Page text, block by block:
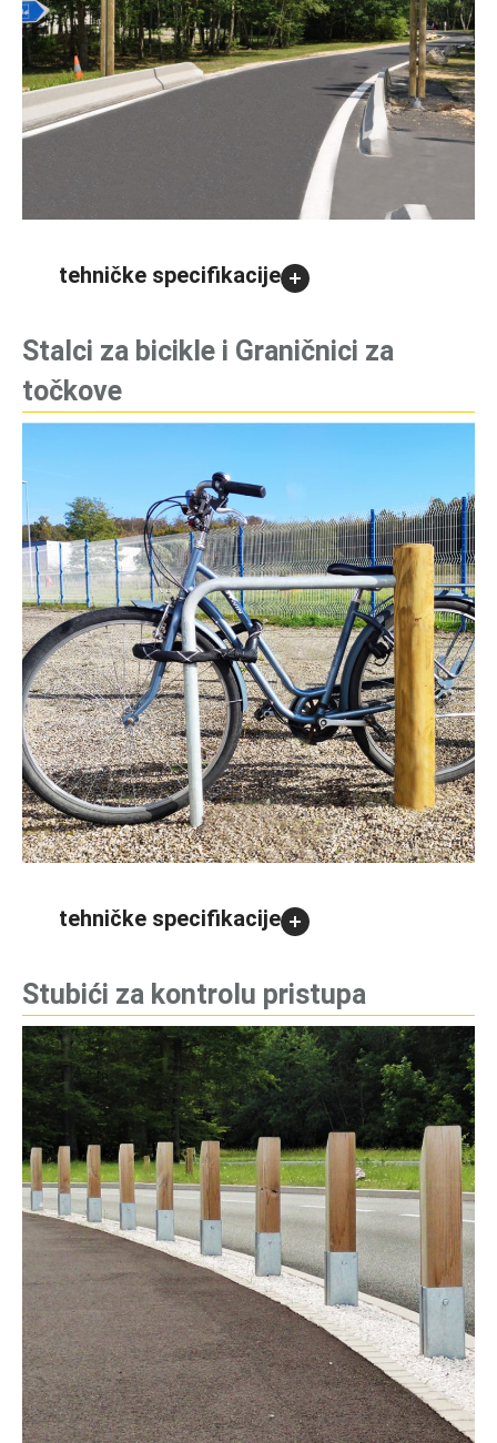
tehničke specifikacije
Stalci za bicikle i Graničnici za
točkove
tehničke specifikacije
Stubići za kontrolu pristupa